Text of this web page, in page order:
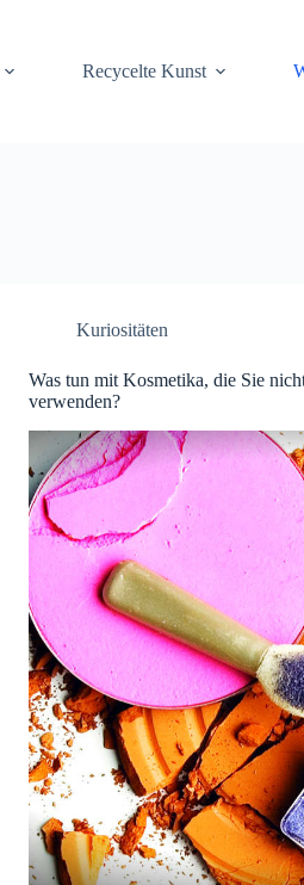
Recycelte Kunst
Kuriositäten
Was tun mit Kosmetika, die Sie
verwenden?